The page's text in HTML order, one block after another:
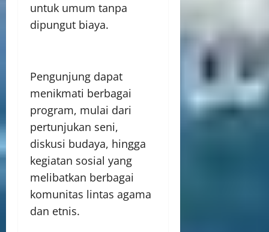
untuk umum tanpa
dipungut biaya.
Pengunjung dapat
menikmati berbagai
program, mulai dari
pertunjukan seni,
diskusi budaya, hingga
kegiatan sosial yang
melibatkan berbagai
komunitas lintas agama
dan etnis.